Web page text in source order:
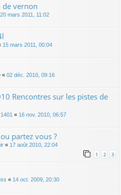
de vernon
20 mars 2011, 11:02
15 mars 2011, 00:04
« 02 déc. 2010, 09:16
Rencontres sur les pistes de
« 16 nov. 2010, 06:57
partez vous ?
« 17 août 2010, 22:04
1 2 3
« 14 oct. 2009, 20:30